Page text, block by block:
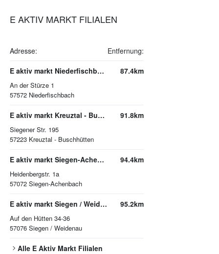
E AKTIV MARKT FILIALEN
Adresse: Entfernung:
E aktiv markt Niederfischbach
An der Stürze 1
57572 Niederfischbach
87.4km
E aktiv markt Kreuztal - Buschhütten
Siegener Str. 195
57223 Kreuztal - Buschhütten
91.8km
E aktiv markt Siegen-Achenbach
Heidenbergstr. 1a
57072 Siegen-Achenbach
94.4km
E aktiv markt Siegen / Weidenau
Auf den Hütten 34-36
57076 Siegen / Weidenau
95.2km
Alle E Aktiv Markt Filialen